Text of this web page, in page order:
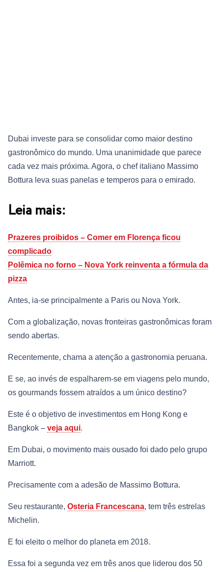
Dubai investe para se consolidar como maior destino
gastronômico do mundo. Uma unanimidade que parece
cada vez mais próxima. Agora, o chef italiano Massimo
Bottura leva suas panelas e temperos para o emirado.
Leia mais:
Prazeres proibidos – Comer em Florença ficou
complicado
Polêmica no forno – Nova York reinventa a fórmula da
pizza
Antes, ia-se principalmente a Paris ou Nova York.
Com a globalização, novas fronteiras gastronômicas foram
sendo abertas.
Recentemente, chama a atenção a gastronomia peruana.
E se, ao invés de espalharem-se em viagens pelo mundo,
os gourmands fossem atraídos a um único destino?
Este é o objetivo de investimentos em Hong Kong e
Bangkok – veja aqui.
Em Dubai, o movimento mais ousado foi dado pelo grupo
Marriott.
Precisamente com a adesão de Massimo Bottura.
Seu restaurante, Osteria Francescana, tem três estrelas
Michelin.
E foi eleito o melhor do planeta em 2018.
Essa foi a segunda vez em três anos que liderou dos 50